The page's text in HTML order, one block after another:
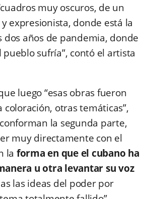
muy oscuros, de un
expresionista, donde está la
dos años de pandemia, donde
sufría”, contó el artista
luego “esas obras fueron
otras temáticas”,
la segunda parte,
muy directamente con el
la forma en que el cubano ha
u otra levantar su voz
las ideas del poder por